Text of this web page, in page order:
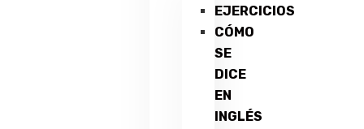
EJERCICIOS
CÓMO
SE
DICE
EN
INGLÉS